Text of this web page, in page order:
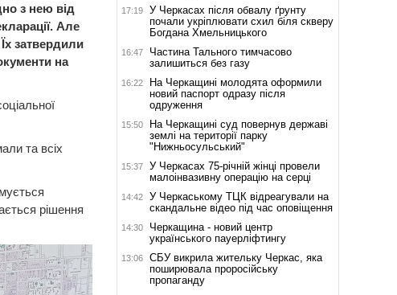
з нею від
Але
затвердили
на
та всіх
рішення
17:19
У Черкасах після обвалу ґрунту
почали укріплювати схил біля скверу
Богдана Хмельницького
16:47
Частина Тального тимчасово
залишиться без газу
16:22
На Черкащині молодята оформили
новий паспорт одразу після
одруження
15:50
На Черкащині суд повернув державі
землі на території парку
"Нижньосульський"
15:37
У Черкасах 75-річній жінці провели
малоінвазивну операцію на серці
14:42
У Черкаському ТЦК відреагували на
скандальне відео під час оповіщення
14:30
Черкащина - новий центр
українського пауерліфтингу
13:06
СБУ викрила жительку Черкас, яка
поширювала проросійську
пропаганду